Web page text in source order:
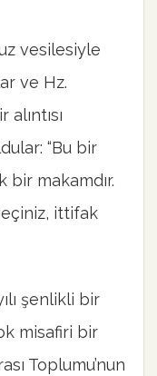
vesilesiyle
ve Hz.
“Bu bir
bir makamdır.
ittifak
şenlikli bir
misafiri bir
Toplumu’nun